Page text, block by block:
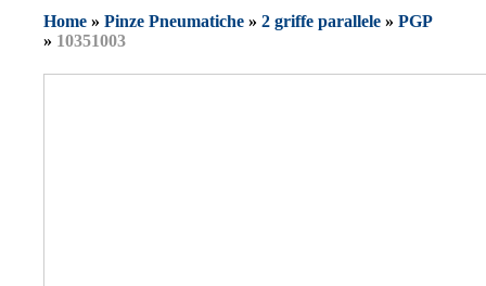
Home » Pinze Pneumatiche » 2 griffe parallele » PGP
» 10351003